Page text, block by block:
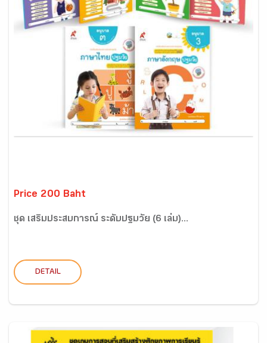
Price 200 Baht
ชุด เสริมประสบการณ์ ระดับปฐมวัย (6 เล่ม)...
DETAIL